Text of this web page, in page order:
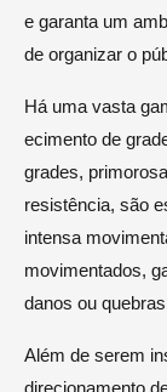
e garanta um
de organizar o
Há uma vasta
ecimento de
grades,
resistência, são
intensa
movimentados,
danos ou
Além de serem
direcionamento